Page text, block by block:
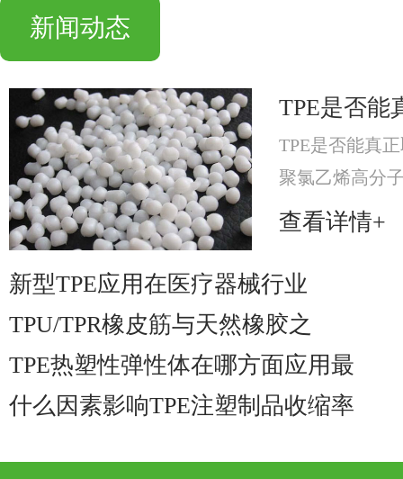
新闻动态
TPE是否能
TPE是否能真
聚氯乙烯高分
分，提升材料
查看详情+
新型TPE应用在医疗器械行业
TPU/TPR橡皮筋与天然橡胶之
TPE热塑性弹性体在哪方面应用最
什么因素影响TPE注塑制品收缩率